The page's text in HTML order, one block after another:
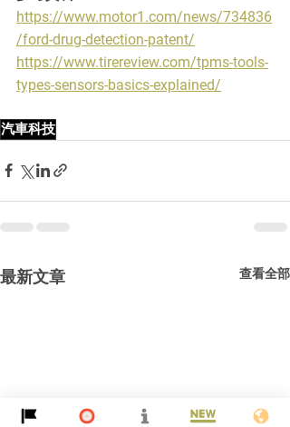
https://www.motor1.com/news/734836
/ford-drug-detection-patent/
https://www.tirereview.com/tpms-tools-
types-sensors-basics-explained/
汽車科技
最新文章 查看全部